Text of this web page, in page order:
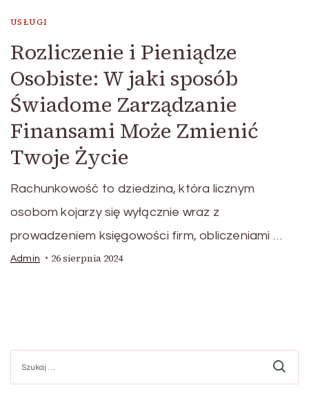
USŁUGI
Rozliczenie i Pieniądze
Osobiste: W jaki sposób
Świadome Zarządzanie
Finansami Może Zmienić
Twoje Życie
Rachunkowość to dziedzina, która licznym
osobom kojarzy się wyłącznie wraz z
prowadzeniem księgowości firm, obliczeniami …
Admin 26 sierpnia 2024